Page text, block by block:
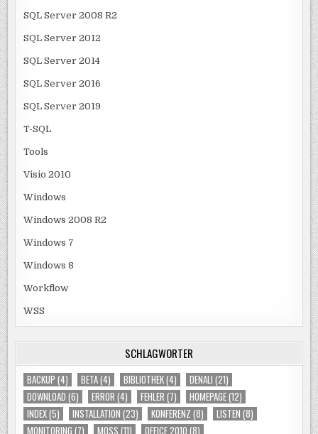
SQL Server 2008 R2
SQL Server 2012
SQL Server 2014
SQL Server 2016
SQL Server 2019
T-SQL
Tools
Visio 2010
Windows
Windows 2008 R2
Windows 7
Windows 8
Workflow
WSS
SCHLAGWÖRTER
BACKUP (4) BETA(4) BIBLIOTHEK(4) DENALI (21)
DOWNLOAD (6) ERROR (4) FEHLER (7) HOMEPAGE(12)
INDEX(5) INSTALLATION (23) KONFERENZ (8) LISTEN (8)
MONITORING (7) MOSS (11) OFFICE 2010 (8)